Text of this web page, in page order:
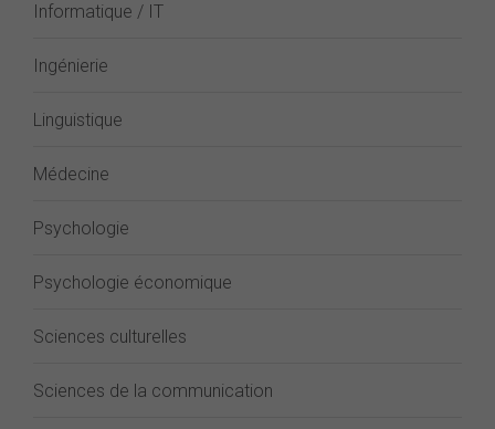
Informatique / IT
Ingénierie
Linguistique
Médecine
Psychologie
Psychologie économique
Sciences culturelles
Sciences de la communication